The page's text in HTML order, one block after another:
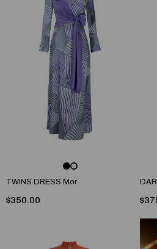
TWINS DRESS Mor
$350.00